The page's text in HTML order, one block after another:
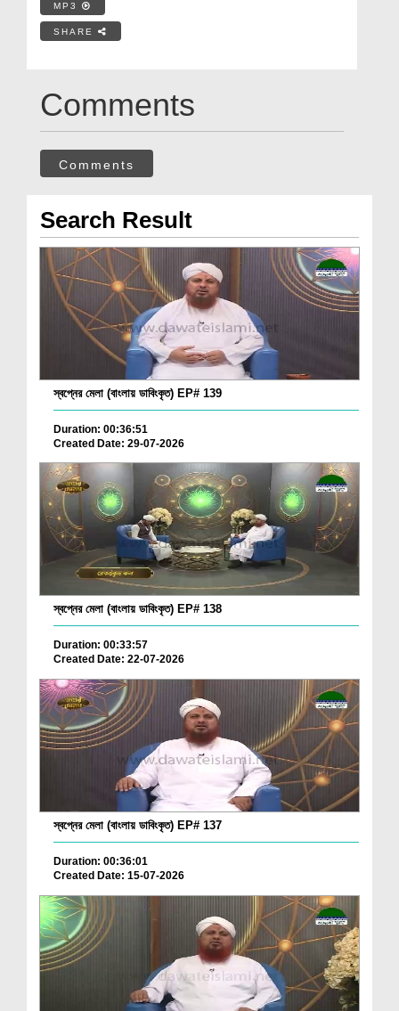
MP3
SHARE
Comments
Comments
Search Result
স্বপ্নের মেলা (বাংলায় ডাবিংকৃত) EP# 139
Duration: 00:36:51
Created Date: 29-07-2026
স্বপ্নের মেলা (বাংলায় ডাবিংকৃত) EP# 138
Duration: 00:33:57
Created Date: 22-07-2026
স্বপ্নের মেলা (বাংলায় ডাবিংকৃত) EP# 137
Duration: 00:36:01
Created Date: 15-07-2026